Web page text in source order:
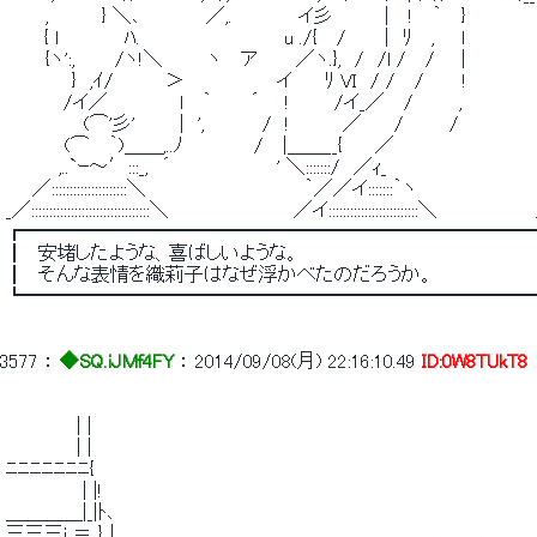
,　　　　} ＼､　　　　　／,.　　　　　イ彡　　 　 |　 ! 　｀　 }　　　　
{ l　　　　　ﾊ.　　　　　　 　 　　　u ./{　 /　 　 |　ﾘ　 ,　　l　　　　　
{ヽ':,　　　/ヽ!＼ 　 　 ヽ 　ア　 　 ／ヽ.},　/　/l /　 /　　|　　 　 　
}　,ｲ/　　 　 ＞　　　　　　　イ　　 ﾘ VI　/ /　 /　 　 !　　　　　
/イ／ 　　　　　l 　｀　 　 ´ 　 ! 　 　 /イ_／　 /　　　 ,
(⌒'彡' 　 　 |　',　 　 　 /　!　　　　／　　 /　　　 /　　　　　　
(⌒　 ｀)＿＿,..ﾉ　　 　 　 /　 |＿＿__{　　 ／　　　　　　　　　　
,..`ｰ～′:::_,　´　　　　　　　　' ＼:::::::/　／ｨ_　　　　　 　 　 　
／:::::::::::::::::::::＼　　　　　　　　　　　　｀／／イ:::::::｀ヽ　　　　　 　
_／:::::::::::::::::::::::::::::::::＼　　　　　　　　　 ／イ:::::::::::::::::::::::::＼　　　　　　
┃　安堵したような、喜ばしいような。
┃　そんな表情を織莉子はなぜ浮かべたのだろうか。
3577 ： ◆SQ.iJMf4FY ： 2014/09/08(月) 22:16:10.49 ID:0W8TUkT8
ﾆﾆﾆﾆﾆﾆﾆ{
| |!
＿＿＿＿|_|ﾄ､